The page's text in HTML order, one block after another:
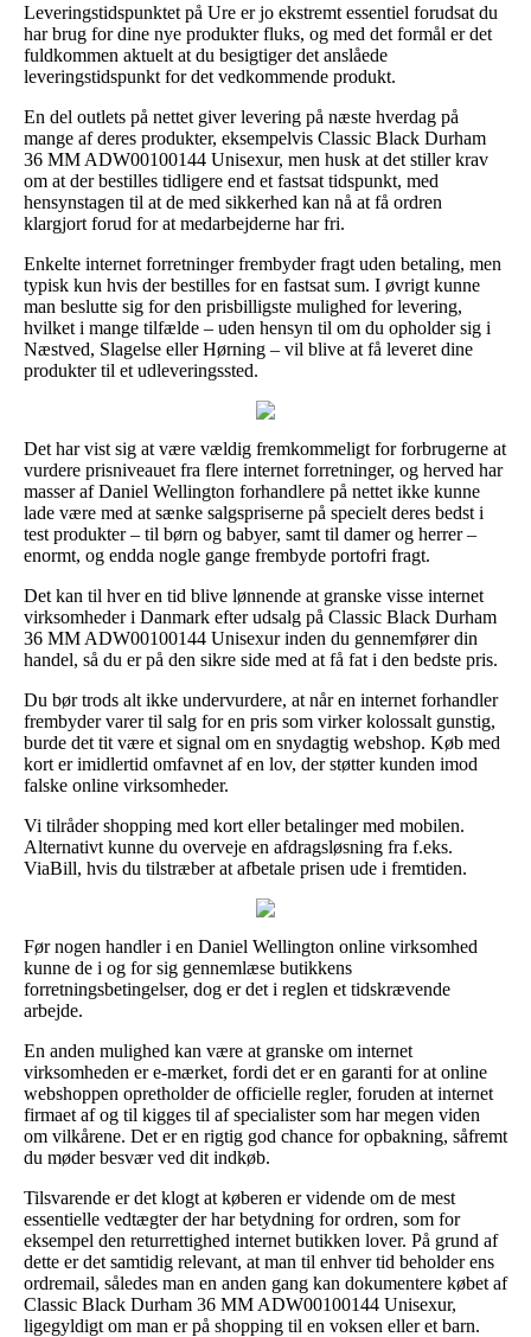
Leveringstidspunktet på Ure er jo ekstremt essentiel forudsat du
har brug for dine nye produkter fluks, og med det formål er det
fuldkommen aktuelt at du besigtiger det anslåede
leveringstidspunkt for det vedkommende produkt.
En del outlets på nettet giver levering på næste hverdag på
mange af deres produkter, eksempelvis Classic Black Durham
36 MM ADW00100144 Unisexur, men husk at det stiller krav
om at der bestilles tidligere end et fastsat tidspunkt, med
hensynstagen til at de med sikkerhed kan nå at få ordren
klargjort forud for at medarbejderne har fri.
Enkelte internet forretninger frembyder fragt uden betaling, men
typisk kun hvis der bestilles for en fastsat sum. I øvrigt kunne
man beslutte sig for den prisbilligste mulighed for levering,
hvilket i mange tilfælde – uden hensyn til om du opholder sig i
Næstved, Slagelse eller Hørning – vil blive at få leveret dine
produkter til et udleveringssted.
Det har vist sig at være vældig fremkommeligt for forbrugerne at
vurdere prisniveauet fra flere internet forretninger, og herved har
masser af Daniel Wellington forhandlere på nettet ikke kunne
lade være med at sænke salgspriserne på specielt deres bedst i
test produkter – til børn og babyer, samt til damer og herrer –
enormt, og endda nogle gange frembyde portofri fragt.
Det kan til hver en tid blive lønnende at granske visse internet
virksomheder i Danmark efter udsalg på Classic Black Durham
36 MM ADW00100144 Unisexur inden du gennemfører din
handel, så du er på den sikre side med at få fat i den bedste pris.
Du bør trods alt ikke undervurdere, at når en internet forhandler
frembyder varer til salg for en pris som virker kolossalt gunstig,
burde det tit være et signal om en snydagtig webshop. Køb med
kort er imidlertid omfavnet af en lov, der støtter kunden imod
falske online virksomheder.
Vi tilråder shopping med kort eller betalinger med mobilen.
Alternativt kunne du overveje en afdragsløsning fra f.eks.
ViaBill, hvis du tilstræber at afbetale prisen ude i fremtiden.
Før nogen handler i en Daniel Wellington online virksomhed
kunne de i og for sig gennemlæse butikkens
forretningsbetingelser, dog er det i reglen et tidskrævende
arbejde.
En anden mulighed kan være at granske om internet
virksomheden er e-mærket, fordi det er en garanti for at online
webshoppen opretholder de officielle regler, foruden at internet
firmaet af og til kigges til af specialister som har megen viden
om vilkårene. Det er en rigtig god chance for opbakning, såfremt
du møder besvær ved dit indkøb.
Tilsvarende er det klogt at køberen er vidende om de mest
essentielle vedtægter der har betydning for ordren, som for
eksempel den returrettighed internet butikken lover. På grund af
dette er det samtidig relevant, at man til enhver tid beholder ens
ordremail, således man en anden gang kan dokumentere købet af
Classic Black Durham 36 MM ADW00100144 Unisexur,
ligegyldigt om man er på shopping til en voksen eller et barn.